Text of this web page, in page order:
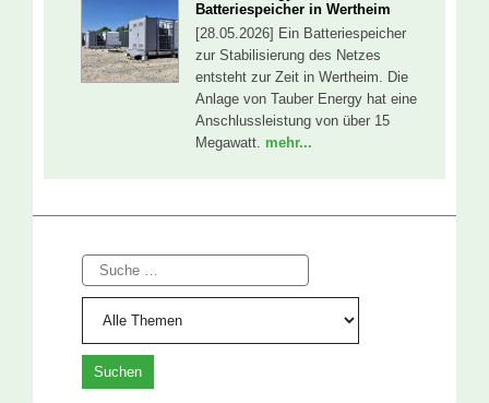
Batteriespeicher in Wertheim
[28.05.2026] Ein Batteriespeicher
zur Stabilisierung des Netzes
entsteht zur Zeit in Wertheim. Die
Anlage von Tauber Energy hat eine
Anschlussleistung von über 15
Megawatt. mehr...
Suche